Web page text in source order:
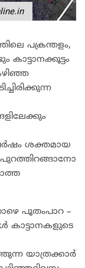
പക്രന്തളം,
ശക്തമായ
പൂതംപാറ –
കാട്ടാനകളുടെ
യാത്രക്കാർ